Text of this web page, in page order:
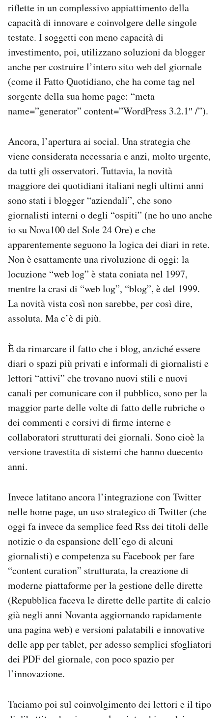
riflette in un complessivo appiattimento della
capacità di innovare e coinvolgere delle singole
testate. I soggetti con meno capacità di
investimento, poi, utilizzano soluzioni da blogger
anche per costruire l’intero sito web del giornale
(come il Fatto Quotidiano, che ha come tag nel
sorgente della sua home page: “meta
name=”generator” content=”WordPress 3.2.1″ /”).
Ancora, l’apertura ai social. Una strategia che
viene considerata necessaria e anzi, molto urgente,
da tutti gli osservatori. Tuttavia, la novità
maggiore dei quotidiani italiani negli ultimi anni
sono stati i blogger “aziendali”, che sono
giornalisti interni o degli “ospiti” (ne ho uno anche
io su Nova100 del Sole 24 Ore) e che
apparentemente seguono la logica dei diari in rete.
Non è esattamente una rivoluzione di oggi: la
locuzione “web log” è stata coniata nel 1997,
mentre la crasi di “web log”, “blog”, è del 1999.
La novità vista così non sarebbe, per così dire,
assoluta. Ma c’è di più.
È da rimarcare il fatto che i blog, anziché essere
diari o spazi più privati e informali di giornalisti e
lettori “attivi” che trovano nuovi stili e nuovi
canali per comunicare con il pubblico, sono per la
maggior parte delle volte di fatto delle rubriche o
dei commenti e corsivi di firme interne e
collaboratori strutturati dei giornali. Sono cioè la
versione travestita di sistemi che hanno duecento
anni.
Invece latitano ancora l’integrazione con Twitter
nelle home page, un uso strategico di Twitter (che
oggi fa invece da semplice feed Rss dei titoli delle
notizie o da espansione dell’ego di alcuni
giornalisti) e competenza su Facebook per fare
“content curation” strutturata, la creazione di
moderne piattaforme per la gestione delle dirette
(Repubblica faceva le dirette delle partite di calcio
già negli anni Novanta aggiornando rapidamente
una pagina web) e versioni palatabili e innovative
delle app per tablet, per adesso semplici sfogliatori
dei PDF del giornale, con poco spazio per
l’innovazione.
Taciamo poi sul coinvolgimento dei lettori e il tipo